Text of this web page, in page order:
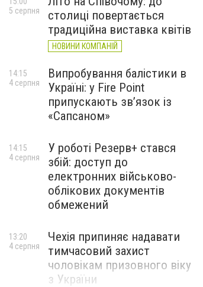
столиці повертається
традиційна виставка квітів
НОВИНИ КОМПАНІЙ
5 серпня
Випробування балістики в
Україні: у Fire Point
припускають зв’язок із
«Сапсаном»
14:15
4 серпня
У роботі Резерв+ стався
збій: доступ до
електронних військово-
облікових документів
обмежений
14:15
4 серпня
Чехія припиняє надавати
тимчасовий захист
чоловікам призовного віку
з України
13:20
4 серпня